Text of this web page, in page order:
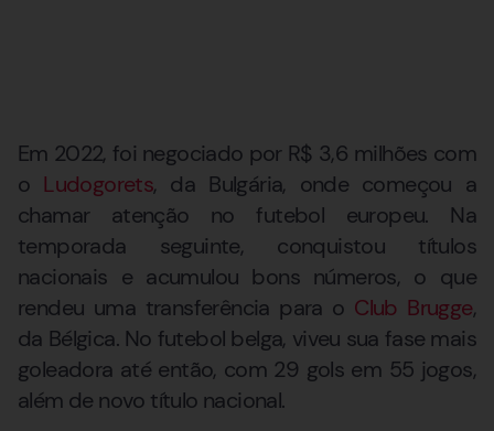
Em 2022, foi negociado por R$ 3,6 milhões com
o Ludogorets, da Bulgária, onde começou a
chamar atenção no futebol europeu. Na
temporada seguinte, conquistou títulos
nacionais e acumulou bons números, o que
rendeu uma transferência para o Club Brugge,
da Bélgica. No futebol belga, viveu sua fase mais
goleadora até então, com 29 gols em 55 jogos,
além de novo título nacional.